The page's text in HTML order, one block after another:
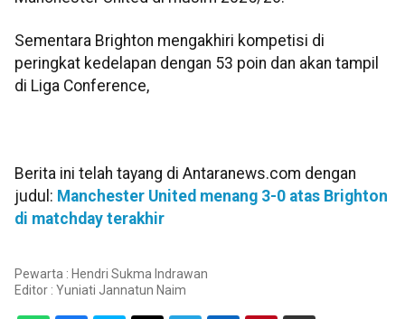
Sementara Brighton mengakhiri kompetisi di
peringkat kedelapan dengan 53 poin dan akan tampil
di Liga Conference,
Berita ini telah tayang di Antaranews.com dengan
judul: Manchester United menang 3-0 atas Brighton
di matchday terakhir
Pewarta : Hendri Sukma Indrawan
Editor : Yuniati Jannatun Naim